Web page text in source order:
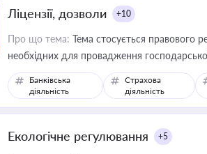
Ліцензії, дозволи +10
Про що тема: Тема стосується правового
необхідних для провадження
Банківська
діяльність
Страхова
діяльність
Екологічне регулювання +5